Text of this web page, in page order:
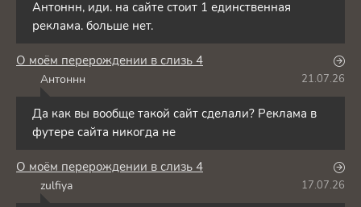
Антоннн, иди. на сайте стоит 1 единственная
реклама. больше нет.
О моём перерождении в слизь 4
Антоннн 21.07.26
Да как вы вообще такой сайт сделали? Реклама в
футере сайта никогда не
О моём перерождении в слизь 4
zulfiya 17.07.26